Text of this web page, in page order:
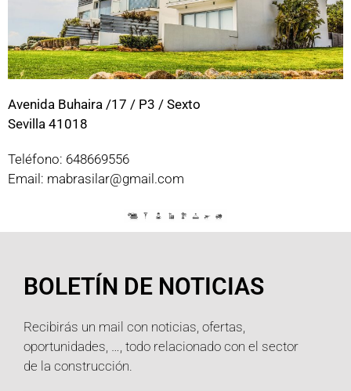
Avenida Buhaira /17 / P3 / Sexto
Sevilla 41018
Teléfono: 648669556
Email: mabrasilar@gmail.com
BOLETÍN DE NOTICIAS
Recibirás un mail con noticias, ofertas,
oportunidades, …, todo relacionado con el sector
de la construcción.